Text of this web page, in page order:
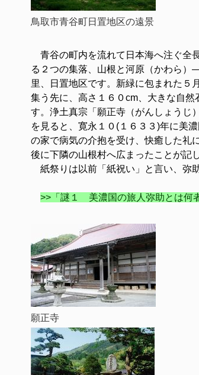
鳥取市青谷町日置地区の遠景
青谷の町内を流れて日本海へ注ぐ全
る２つの集落、山根と河原（かわら
里、日置地区です。新緑に包まれた５
集う先に、高さ１６０cm、大きな自
す。浄土真宗「願正寺（がんしょうじ
を見ると、寛永１０(１６３３)年に美
の家で病気の介抱を受け、快癒した礼
後に下隣の山根村へ広まったことが記
紙祭りは以前「紙祝い」と言い、弥
>>「謎１ 美濃国の旅人弥助とは何
願正寺